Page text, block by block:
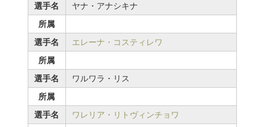
選手名
ヤナ・アナシキナ
所属
選手名
エレーナ・コスティレワ
所属
選手名
ワルワラ・リス
所属
選手名
ワレリア・リトヴィンチョワ